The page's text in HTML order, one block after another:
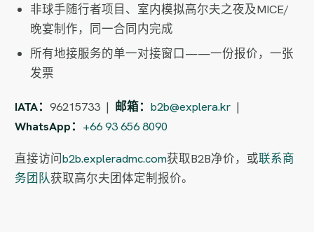
非球手随行者项目、室内模拟高尔夫之夜及MICE/
晚宴制作，同一合同内完成
所有地接服务的单一对接窗口——一份报价，一张
发票
IATA：96215733 | 邮箱：b2b@explera.kr |
WhatsApp： +66 93 656 8090
直接访问b2b.expleradmc.com获取B2B净价，或联系商
务团队获取高尔夫团体定制报价。